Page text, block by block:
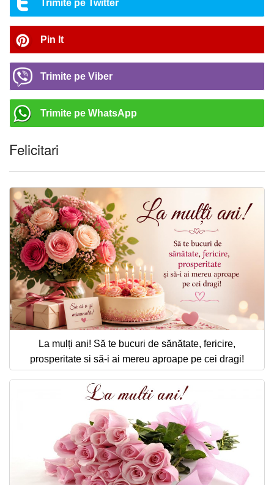
Trimite pe Twitter
Pin It
Trimite pe Viber
Trimite pe WhatsApp
Felicitari
La mulți ani! Să te bucuri de sănătate, fericire,
prosperitate si să-i ai mereu aproape pe cei dragi!